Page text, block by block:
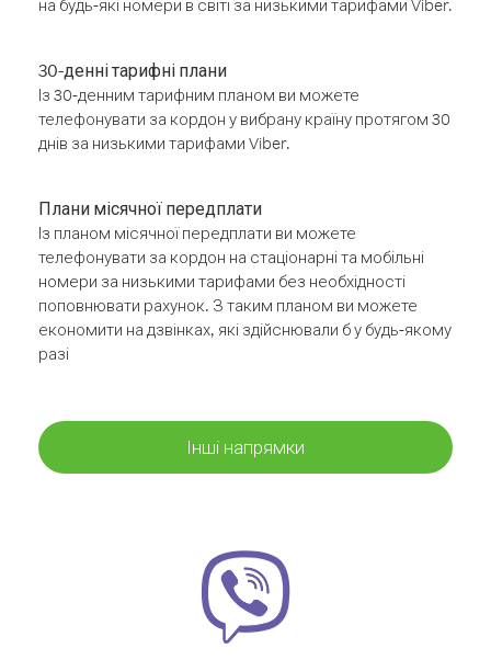
на будь-які номери в світі за низькими тарифами Viber.
30-денні тарифні плани
Із 30-денним тарифним планом ви можете
телефонувати за кордон у вибрану країну протягом 30
днів за низькими тарифами Viber.
Плани місячної передплати
Із планом місячної передплати ви можете
телефонувати за кордон на стаціонарні та мобільні
номери за низькими тарифами без необхідності
поповнювати рахунок. З таким планом ви можете
економити на дзвінках, які здійснювали б у будь-якому
разі
Інші напрямки